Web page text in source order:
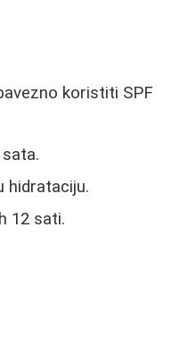
koristiti SPF
hidrataciju.
12 sati.